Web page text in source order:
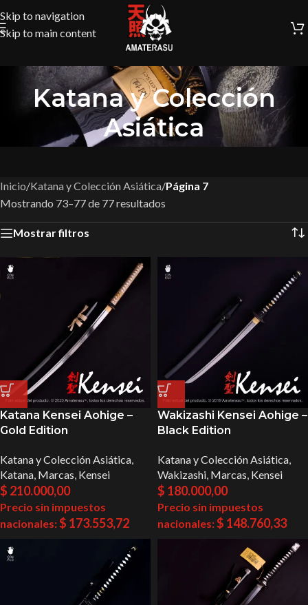
Skip to navigation
Skip to main content
Katana y Colección
Asiática
Inicio/Katana y Colección Asiática/Página 7
Mostrando 73–77 de 77 resultados
Mostrar filtros
Katana Kensei Aohige –
Gold Edition
Katana y Colección Asiática,
Katana, Marcas, Kensei
$ 210.000,00
Precio sin impuestos
nacionales:$ 173.553,72
Wakizashi Kensei Aohige –
Black Edition
Katana y Colección Asiática,
Wakizashi, Marcas, Kensei
$ 180.000,00
Precio sin impuestos
nacionales:$ 148.760,33